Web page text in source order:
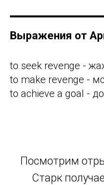
Выражения от
to seek revenge -
to make revenge -
to achieve a goal -
Посмотрим
Старк